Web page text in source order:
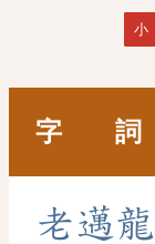
小
字 詞
老邁龍